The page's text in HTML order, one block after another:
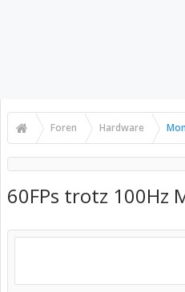
Foren Hardware
60FPs trotz 100Hz